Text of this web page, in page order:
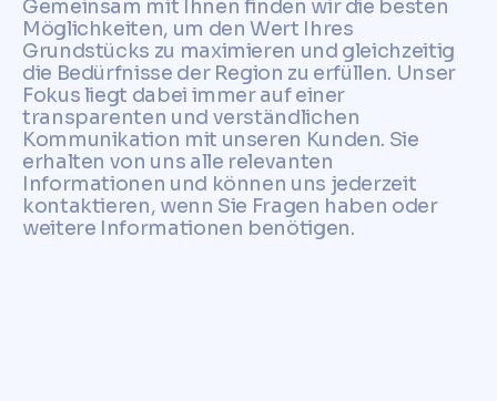
Gemeinsam mit Ihnen finden wir die besten
Möglichkeiten, um den Wert Ihres
Grundstücks zu maximieren und gleichzeitig
die Bedürfnisse der Region zu erfüllen. Unser
Fokus liegt dabei immer auf einer
transparenten und verständlichen
Kommunikation mit unseren Kunden. Sie
erhalten von uns alle relevanten
Informationen und können uns jederzeit
kontaktieren, wenn Sie Fragen haben oder
weitere Informationen benötigen.